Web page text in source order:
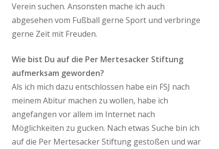
Verein suchen. Ansonsten mache ich auch
abgesehen vom Fußball gerne Sport und verbringe
gerne Zeit mit Freuden.
Wie bist Du auf die Per Mertesacker Stiftung
aufmerksam geworden?
Als ich mich dazu entschlossen habe ein FSJ nach
meinem Abitur machen zu wollen, habe ich
angefangen vor allem im Internet nach
Möglichkeiten zu gucken. Nach etwas Suche bin ich
auf die Per Mertesacker Stiftung gestoßen und war